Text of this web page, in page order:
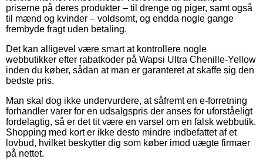
priserne på deres produkter – til drenge og piger, samt også
til mænd og kvinder – voldsomt, og endda nogle gange
frembyde fragt uden betaling.
Det kan alligevel være smart at kontrollere nogle
webbutikker efter rabatkoder på Wapsi Ultra Chenille-Yellow
inden du køber, sådan at man er garanteret at skaffe sig den
bedste pris.
Man skal dog ikke undervurdere, at såfremt en e-forretning
forhandler varer for en udsalgspris der anses for uforståeligt
fordelagtig, så er det tit være en varsel om en falsk webbutik.
Shopping med kort er ikke desto mindre indbefattet af et
lovbud, hvilket beskytter dig som køber imod uægte firmaer
på nettet.